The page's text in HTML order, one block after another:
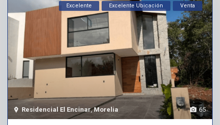
65
Residencial El Encinar,Morelia
Excelente Excelente Ubicación Venta